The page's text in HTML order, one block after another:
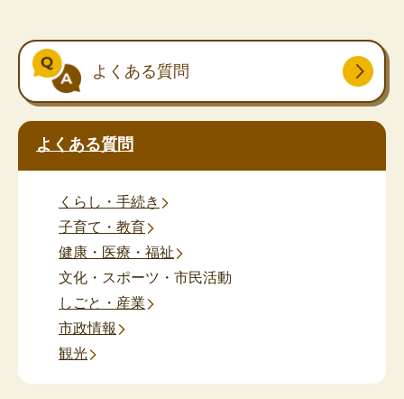
よくある質問
よくある質問
くらし・手続き
子育て・教育
健康・医療・福祉
文化・スポーツ・市民活動
しごと・産業
市政情報
観光